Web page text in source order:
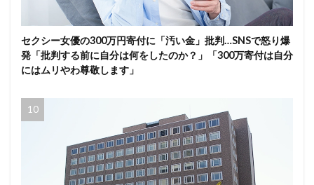
セクシー女優の300万円寄付に「汚い金」批判…SNSで怒り爆
発「批判する前に自分は何をしたのか？」「300万寄付は自分
にはムリやわ尊敬します」